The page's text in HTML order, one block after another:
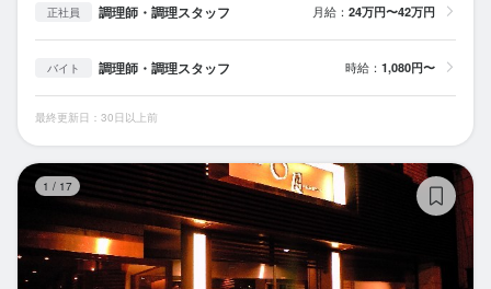
正社員 調理師・調理スタッフ 月給： 24万円〜42万円
バイト 調理師・調理スタッフ 時給： 1,080円〜
最終更新日：30日以上前
1 / 17